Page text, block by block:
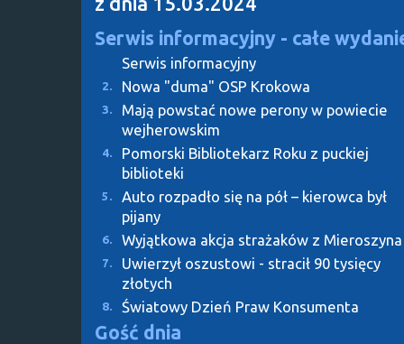
Serwis informacyjny - całe
Serwis informacyjny
2. Nowa "duma" OSP Krokowa
3.
Mają powstać nowe perony w powiecie
wejherowskim
4.
Pomorski Bibliotekarz Roku z puckiej
biblioteki
5.
Auto rozpadło się na pół – kierowca był
pijany
6. Wyjątkowa akcja strażaków z Mieroszyna
7.
Uwierzył oszustowi - stracił 90 tysięcy
złotych
8. Światowy Dzień Praw Konsumenta
Gość dnia